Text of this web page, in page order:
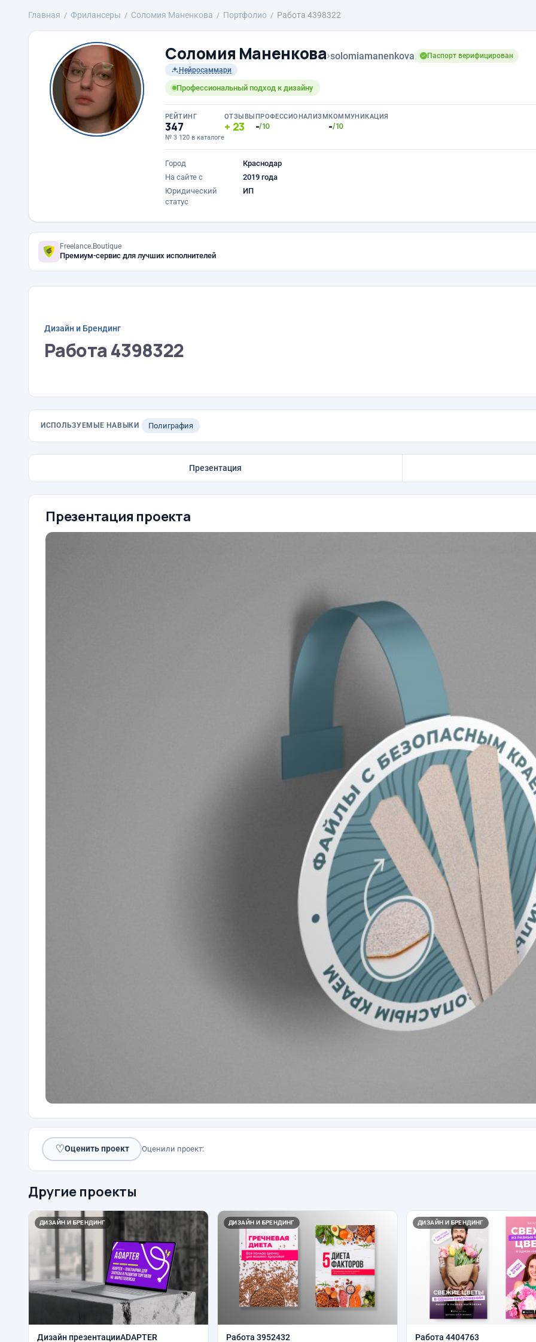
Главная Фрилансеры Соломия Маненкова Портфолио Работа 4398322
Соломия Маненкова›solomiamanenkova
Паспорт верифицирован
Нейросаммари
Профессиональный подход к дизайну
РЕЙТИНГ
347
№ 3 120 в каталоге
ОТЗЫВЫ
23
ПРОФЕССИОНАЛИЗМ
-/10
КОММУНИКАЦИЯ
-/10
Город
Краснодар
На сайте с
2019 года
Юридический
статус
ИП
Freelance.Boutique
Премиум-сервис для лучших исполнителей
Дизайн и Брендинг
Работа 4398322
ИСПОЛЬЗУЕМЫЕ НАВЫКИ Полиграфия
Презентация
Презентация проекта
♡Оценить проект Оценили проект:
Другие проекты
ДИЗАЙН И БРЕНДИНГ
Дизайн презентацииADAPTER
ДИЗАЙН И БРЕНДИНГ
Работа 3952432
ДИЗАЙН И БРЕНДИНГ
Работа 4404763